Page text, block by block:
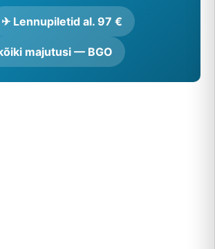
✈ Lennupiletid al. 97 €
majutusi — BGO